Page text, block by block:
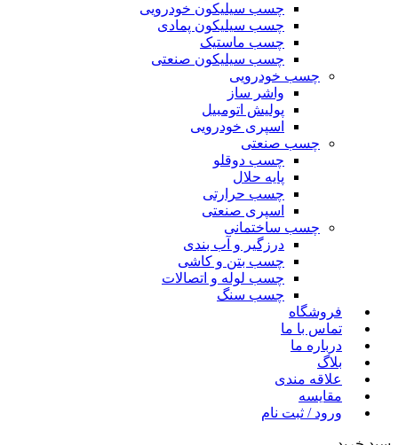
چسب سیلیکون خودرویی
چسب سیلیکون پمادی
چسب ماستیک
چسب سیلیکون صنعتی
چسب خودرویی
واشر ساز
پولیش اتومبیل
اسپری خودرویی
چسب صنعتی
چسب دوقلو
پایه حلال
چسب حرارتی
اسپری صنعتی
چسب ساختمانی
درزگیر و آب بندی
چسب بتن و کاشی
چسب لوله و اتصالات
چسب سنگ
فروشگاه
تماس با ما
درباره ما
بلاگ
علاقه مندی
مقایسه
ورود / ثبت نام